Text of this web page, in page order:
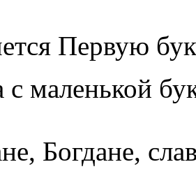
Первую
с маленькой
Богдане,